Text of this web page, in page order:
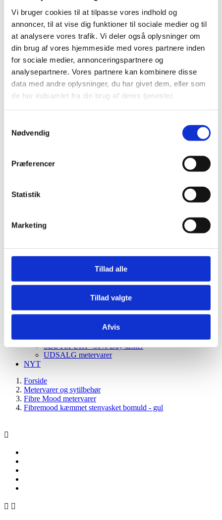
Vi bruger cookies til at tilpasse vores indhold og
annoncer, til at vise dig funktioner til sociale medier og til
at analysere vores trafik. Vi deler også oplysninger om
din brug af vores hjemmeside med vores partnere inden
for sociale medier, annonceringspartnere og
analysepartnere. Vores partnere kan kombinere disse
data med andre oplysninger, du har givet dem, eller som
de har indsamlet fra din brug af deres tjenester.
Nødvendig
Præferencer
Statistik
Marketing
Tillad alle
Tillad valgte
Afvis
Klips, silikoneringe til suttesnore
Sakse, nåle, redskaber
Til patchwork og pedari æsker
Skabeloner pedari æsker
Symønstre baby
Symønstre barn
Symønstre voksen
Symønstre nederdele
Symønstre bukser, shorts
Halley Stevensons
Denim
Udsalg babylegetøj
Udsalg Liberty sengetøj
Udsalg spise, amme, pusle
SLUTSPURT -50% Day tasker
UDSALG metervarer
NYT
Forside
Metervarer og sytilbehør
Fibre Mood metervarer
Fibremood kæmmet stenvasket bomuld - gul

 